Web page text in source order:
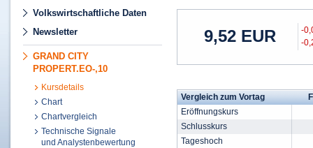
Volkswirtschaftliche Daten
Newsletter
GRAND CITY
PROPERT.EO-,10
Kursdetails
Chart
Chartvergleich
Technische Signale
und Analystenbewertung
9,52 EUR
-
-
Vergleich zum Vortag
Eröffnungskurs
Schlusskurs
Tageshoch